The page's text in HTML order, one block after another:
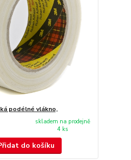
podélné vlákno,
skladem na prodejně
4 ks
do košíku